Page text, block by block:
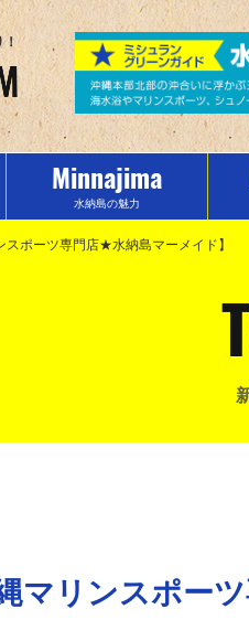
Minnajima
水納島の魅力
スポーツ専門店★水納島マーメイド】
マリンスポー